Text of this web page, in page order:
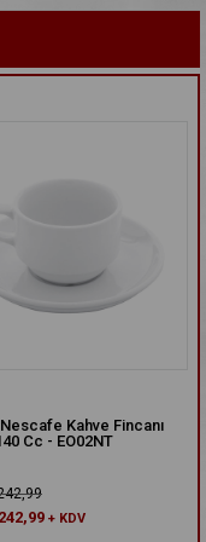
Ent Otel-Acem 10 Cm Çay
AC10CT
₺71,11